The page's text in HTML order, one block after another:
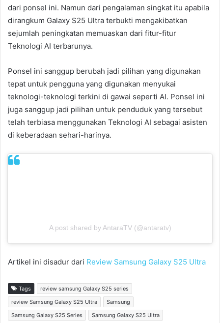
dari ponsel ini. Namun dari pengalaman singkat itu apabila
dirangkum Galaxy S25 Ultra terbukti mengakibatkan
sejumlah peningkatan memuaskan dari fitur-fitur
Teknologi AI terbarunya.
Ponsel ini sanggup berubah jadi pilihan yang digunakan
tepat untuk pengguna yang digunakan menyukai
teknologi-teknologi terkini di gawai seperti AI. Ponsel ini
juga sanggup jadi pilihan untuk penduduk yang tersebut
telah terbiasa menggunakan Teknologi AI sebagai asisten
di keberadaan sehari-harinya.
A post shared by AntaraTV (@antaratv)
Artikel ini disadur dari Review Samsung Galaxy S25 Ultra
Tags
review samsung Galaxy S25 series
review Samsung Galaxy S25 Ultra
Samsung
Samsung Galaxy S25 Series
Samsung Galaxy S25 Ultra